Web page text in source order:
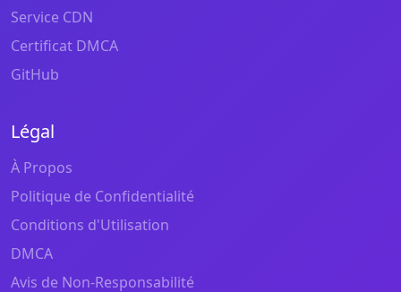
Service CDN
Certificat DMCA
GitHub
Légal
À Propos
Politique de Confidentialité
Conditions d'Utilisation
DMCA
Avis de Non-Responsabilité